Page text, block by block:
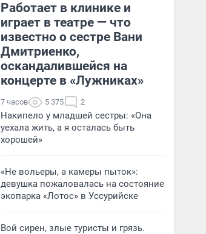
Работает в клинике и
играет в театре — что
известно о сестре Вани
Дмитриенко,
оскандалившейся на
концерте в «Лужниках»
7 часов 5 375 2
Накипело у младшей сестры: «Она
уехала жить, а я осталась быть
хорошей»
«Не вольеры, а камеры пыток»:
девушка пожаловалась на состояние
экопарка «Лотос» в Уссурийске
Вой сирен, злые туристы и грязь.